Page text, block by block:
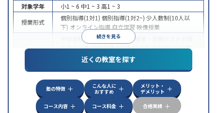
続きを見る
対象学年 小1 ~ 6 中1 ~ 3 高1 ~ 3
授業形式
個別指導(1対1) 個別指導(1対2~) 少人数制(10人以
下) オンライン指導 自立学習 映像授業
中学受験 高校受験大学受験
授業・定期テスト対策
内申点対策学習習慣の定着総合型選抜(旧AO)対策
推薦入試対策 学校別特化対策
特徴
中高一貫校生に対応授業の振替可能 不登校生に対
学習にPC・タブレットを利用オンライン対応
科目から受講可能季節講習のみの受講可自習室あ
近くの教室を探す
塾の特徴
こんな人に
おすすめ
メリット・
デメリット
コース内容
コース料金 合格実績